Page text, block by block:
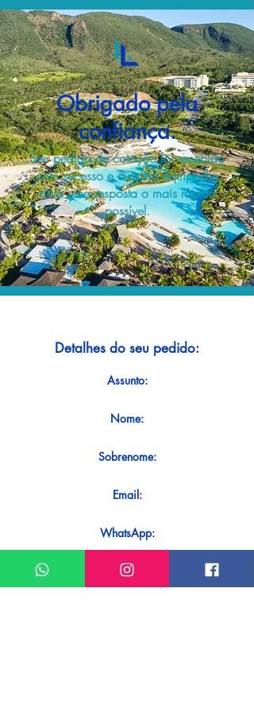
Obrigado pela
confiança.
Seu pedido de cotação foi recebido
com sucesso e a nossa equipe lhe
dará uma resposta o mais rápido
possível.
Detalhes do seu pedido:
Assunto:
Nome:
Sobrenome:
Email:
WhatsApp:
Mensagem: